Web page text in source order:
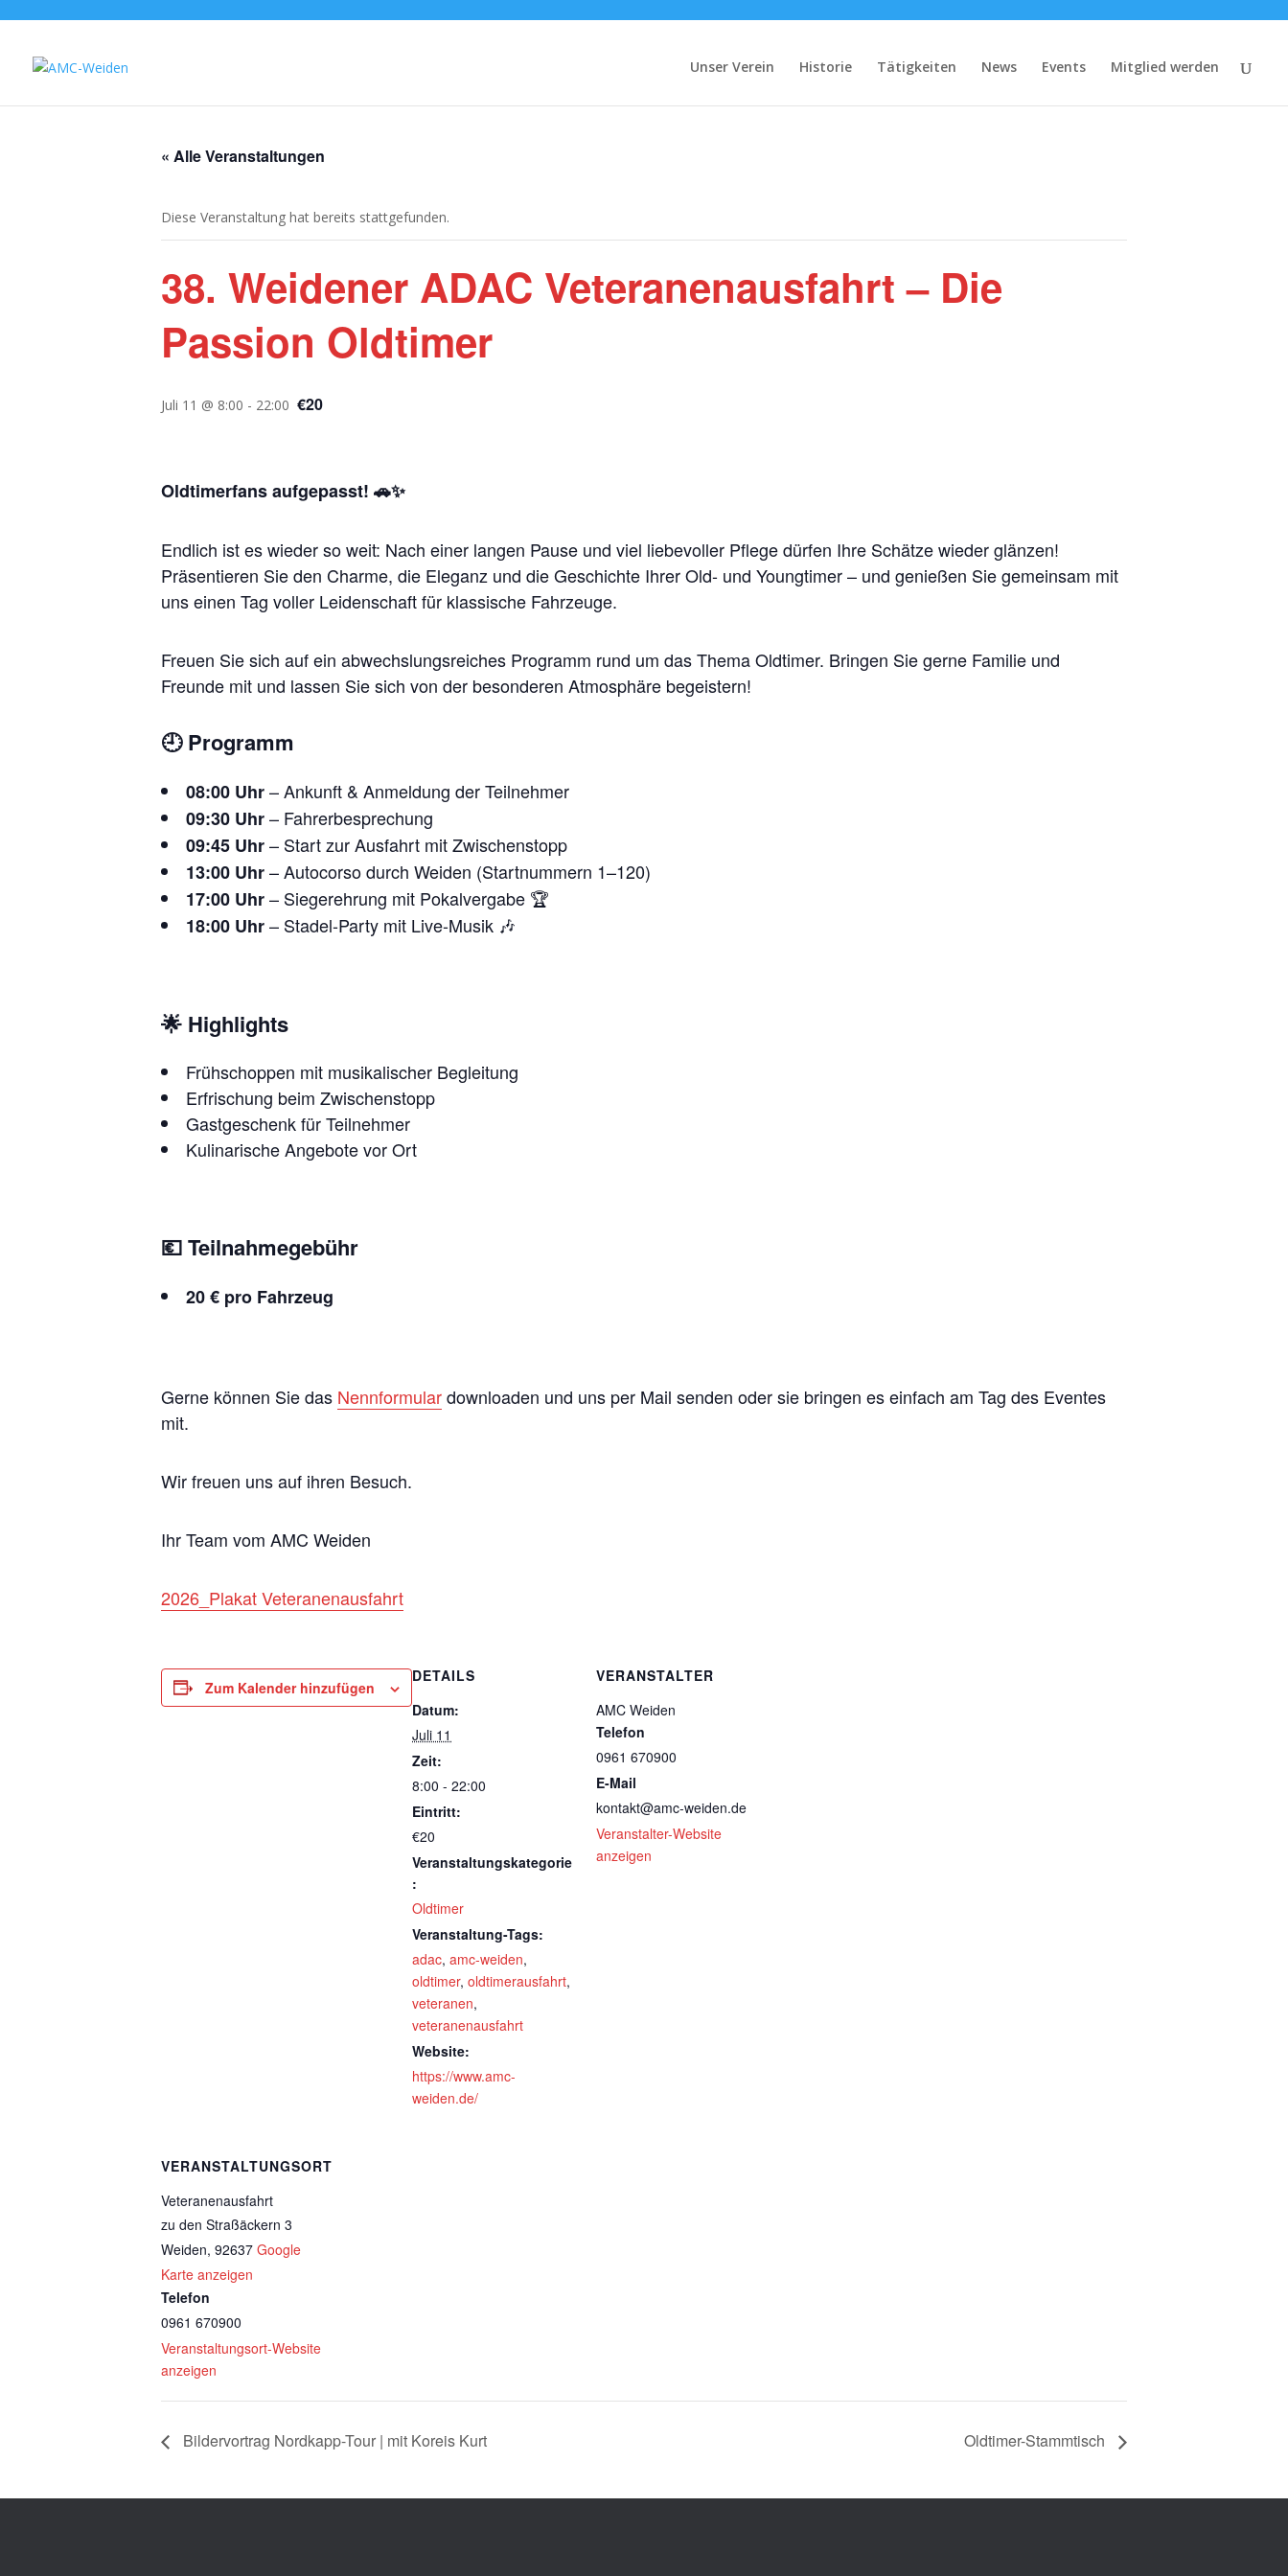
Unser Verein Historie Tätigkeiten News Events Mitglied werden
« Alle Veranstaltungen
Diese Veranstaltung hat bereits stattgefunden.
38. Weidener ADAC Veteranenausfahrt – Die
Passion Oldtimer
Juli 11 @ 8:00 - 22:00 €20
Oldtimerfans aufgepasst! 🚗✨
Endlich ist es wieder so weit: Nach einer langen Pause und viel liebevoller Pflege dürfen Ihre Schätze wieder glänzen!
Präsentieren Sie den Charme, die Eleganz und die Geschichte Ihrer Old- und Youngtimer – und genießen Sie gemeinsam mit
uns einen Tag voller Leidenschaft für klassische Fahrzeuge.
Freuen Sie sich auf ein abwechslungsreiches Programm rund um das Thema Oldtimer. Bringen Sie gerne Familie und
Freunde mit und lassen Sie sich von der besonderen Atmosphäre begeistern!
🕘Programm
08:00 Uhr– Ankunft & Anmeldung der Teilnehmer
09:30 Uhr– Fahrerbesprechung
09:45 Uhr– Start zur Ausfahrt mit Zwischenstopp
13:00 Uhr– Autocorso durch Weiden (Startnummern 1–120)
17:00 Uhr– Siegerehrung mit Pokalvergabe 🏆
18:00 Uhr– Stadel-Party mit Live-Musik 🎶
🌟 Highlights
Frühschoppen mit musikalischer Begleitung
Erfrischung beim Zwischenstopp
Gastgeschenk für Teilnehmer
Kulinarische Angebote vor Ort
💶Teilnahmegebühr
20 € pro Fahrzeug
Gerne können Sie das Nennformulardownloaden und uns per Mail senden oder sie bringen es einfach am Tag des Eventes
mit.
Wir freuen uns auf ihren Besuch.
Ihr Team vom AMC Weiden
2026_Plakat Veteranenausfahrt
Zum Kalender hinzufügen
DETAILS
Datum:
Juli 11
Zeit:
8:00 - 22:00
Eintritt:
€20
Veranstaltungskategorie
:
Oldtimer
Veranstaltung-Tags:
adac, amc-weiden,
oldtimer, oldtimerausfahrt,
veteranen,
veteranenausfahrt
Website:
https://www.amc-
weiden.de/
VERANSTALTER
AMC Weiden
Telefon
0961 670900
E-Mail
kontakt@amc-weiden.de
Veranstalter-Website
anzeigen
VERANSTALTUNGSORT
Veteranenausfahrt
zu den Straßäckern 3
Weiden, 92637 Google
Karte anzeigen
Telefon
0961 670900
Veranstaltungsort-Website
anzeigen
Bildervortrag Nordkapp-Tour | mit Koreis Kurt Oldtimer-Stammtisch